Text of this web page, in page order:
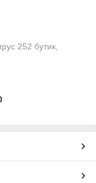
252 бутик,